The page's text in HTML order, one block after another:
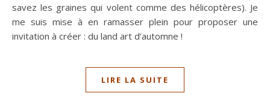
savez les graines qui volent comme des hélicoptères). Je
me suis mise à en ramasser plein pour proposer une
invitation à créer : du land art d’automne !
LIRE LA SUITE